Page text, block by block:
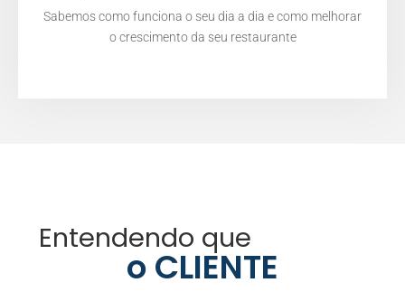
Sabemos como funciona o seu dia a dia e como melhorar
o crescimento da seu restaurante
Entendendo que
o CLIENTE